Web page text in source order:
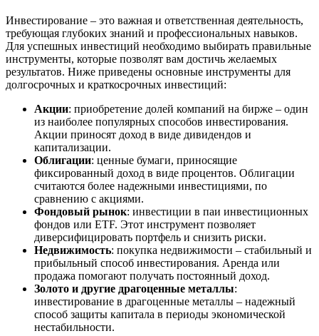
Инвестирование – это важная и ответственная деятельность,
требующая глубоких знаний и профессиональных навыков.
Для успешных инвестиций необходимо выбирать правильные
инструменты, которые позволят вам достичь желаемых
результатов. Ниже приведены основные инструменты для
долгосрочных и краткосрочных инвестиций:
Акции: приобретение долей компаний на бирже – один
из наиболее популярных способов инвестирования.
Акции приносят доход в виде дивидендов и
капитализации.
Облигации: ценные бумаги, приносящие
фиксированный доход в виде процентов. Облигации
считаются более надежными инвестициями, по
сравнению с акциями.
Фондовый рынок: инвестиции в паи инвестиционных
фондов или ETF. Этот инструмент позволяет
диверсифицировать портфель и снизить риски.
Недвижимость: покупка недвижимости – стабильный и
прибыльный способ инвестирования. Аренда или
продажа помогают получать постоянный доход.
Золото и другие драгоценные металлы:
инвестирование в драгоценные металлы – надежный
способ защиты капитала в периоды экономической
нестабильности.